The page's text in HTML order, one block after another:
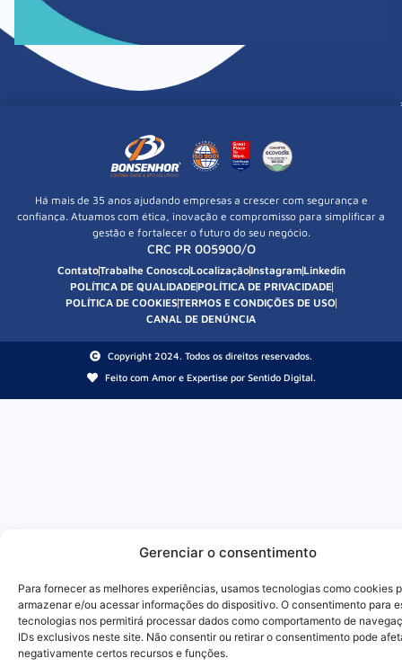
Gerenciar o consentimento
Para fornecer as melhores experiências, usamos tecnologias como cookies
armazenar e/ou acessar informações do dispositivo. O consentimento para
tecnologias nos permitirá processar dados como comportamento de
IDs exclusivos neste site. Não consentir ou retirar o consentimento pode
negativamente certos recursos e funções.
Há mais de 35 anos ajudando empresas a crescer com segurança e
confiança. Atuamos com ética, inovação e compromisso para simplificar a
gestão e fortalecer o futuro do seu negócio.
CRC PR 005900/O
ContatoTrabalhe ConoscoLocalizaçãoInstagramLinkedin
POLÍTICA DE QUALIDADEPOLÍTICA DE PRIVACIDADE
POLÍTICA DE COOKIESTERMOS E CONDIÇÕES DE USO
CANAL DE DENÚNCIA
Copyright 2024. Todos os direitos reservados.
Feito com Amor e Expertise por Sentido Digital.